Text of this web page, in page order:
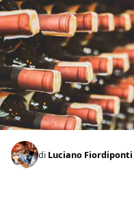
di Luciano Fiordiponti